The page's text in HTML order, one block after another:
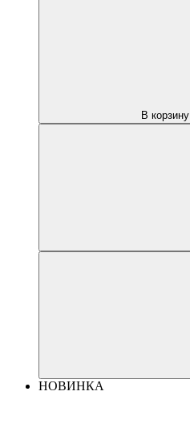
В корзину
НОВИНКА